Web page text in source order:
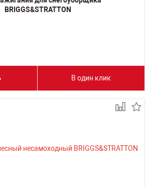
BRIGGS&STRATTON
В один клик